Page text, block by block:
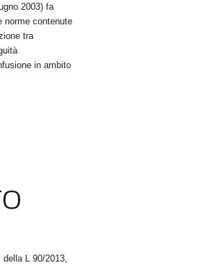
2003) fa
norme contenute
tra
in ambito
della L 90/2013,